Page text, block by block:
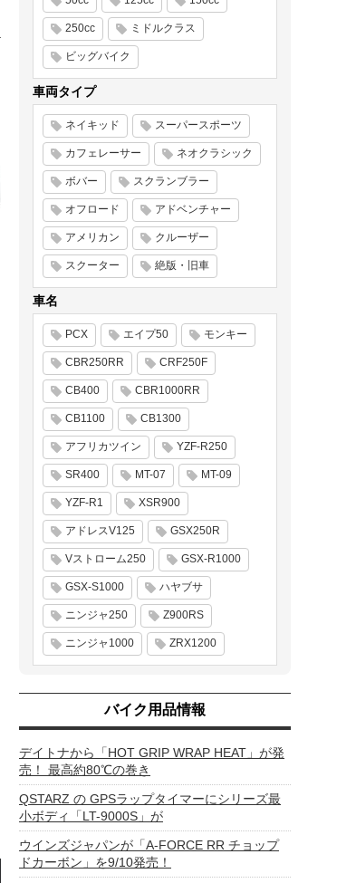
250cc ミドルクラス
ビッグバイク
車両タイプ
ネイキッド スーパースポーツ
カフェレーサー ネオクラシック
ボバー スクランブラー
オフロード アドベンチャー
アメリカン クルーザー
スクーター 絶版・旧車
車名
PCX エイプ50 モンキー
CBR250RR CRF250F
CB400 CBR1000RR
CB1100 CB1300
アフリカツイン YZF-R250
SR400 MT-07 MT-09
YZF-R1 XSR900
アドレスV125 GSX250R
Vストローム250 GSX-R1000
GSX-S1000 ハヤブサ
ニンジャ250 Z900RS
ニンジャ1000 ZRX1200
バイク用品情報
デイトナから「HOT GRIP WRAP HEAT」が発
売！ 最高約80℃の巻き
QSTARZ の GPSラップタイマーにシリーズ最
小ボディ「LT-9000S」が
ウインズジャパンが「A-FORCE RR チョップ
ドカーボン」を9/10発売！